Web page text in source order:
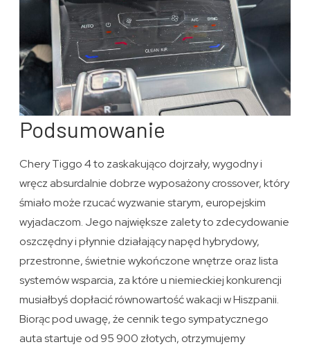
Podsumowanie
Chery Tiggo 4 to zaskakująco dojrzały, wygodny i
wręcz absurdalnie dobrze wyposażony crossover, który
śmiało może rzucać wyzwanie starym, europejskim
wyjadaczom. Jego największe zalety to zdecydowanie
oszczędny i płynnie działający napęd hybrydowy,
przestronne, świetnie wykończone wnętrze oraz lista
systemów wsparcia, za które u niemieckiej konkurencji
musiałbyś dopłacić równowartość wakacji w Hiszpanii.
Biorąc pod uwagę, że cennik tego sympatycznego
auta startuje od 95 900 złotych, otrzymujemy